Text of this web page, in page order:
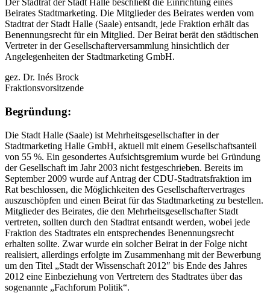
Der Stadtrat der Stadt Halle beschließt die Einrichtung eines
Beirates Stadtmarketing. Die Mitglieder des Beirates werden vom
Stadtrat der Stadt Halle (Saale) entsandt, jede Fraktion erhält das
Benennungsrecht für ein Mitglied. Der Beirat berät den städtischen
Vertreter in der Gesellschafterversammlung hinsichtlich der
Angelegenheiten der Stadtmarketing GmbH.
gez. Dr. Inés Brock
Fraktionsvorsitzende
Begründung:
Die Stadt Halle (Saale) ist Mehrheitsgesellschafter in der
Stadtmarketing Halle GmbH, aktuell mit einem Gesellschaftsanteil
von 55 %. Ein gesondertes Aufsichtsgremium wurde bei Gründung
der Gesellschaft im Jahr 2003 nicht festgeschrieben. Bereits im
September 2009 wurde auf Antrag der CDU-Stadtratsfraktion im
Rat beschlossen, die Möglichkeiten des Gesellschaftervertrages
auszuschöpfen und einen Beirat für das Stadtmarketing zu bestellen.
Mitglieder des Beirates, die den Mehrheitsgesellschafter Stadt
vertreten, sollten durch den Stadtrat entsandt werden, wobei jede
Fraktion des Stadtrates ein entsprechendes Benennungsrecht
erhalten sollte. Zwar wurde ein solcher Beirat in der Folge nicht
realisiert, allerdings erfolgte im Zusammenhang mit der Bewerbung
um den Titel „Stadt der Wissenschaft 2012″ bis Ende des Jahres
2012 eine Einbeziehung von Vertretern des Stadtrates über das
sogenannte „Fachforum Politik“.